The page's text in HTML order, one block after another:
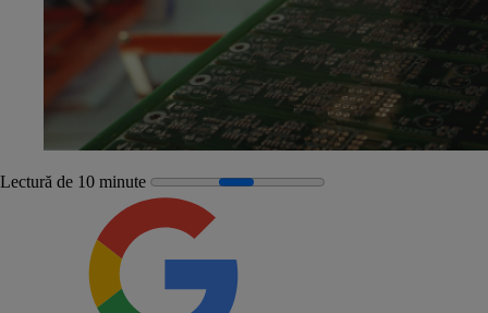
Lectură de 10 minute